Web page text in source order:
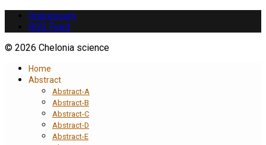
Impressum
RSS Feed
© 2026 Chelonia science
Home
Abstract
Abstract-A
Abstract-B
Abstract-C
Abstract-D
Abstract-E